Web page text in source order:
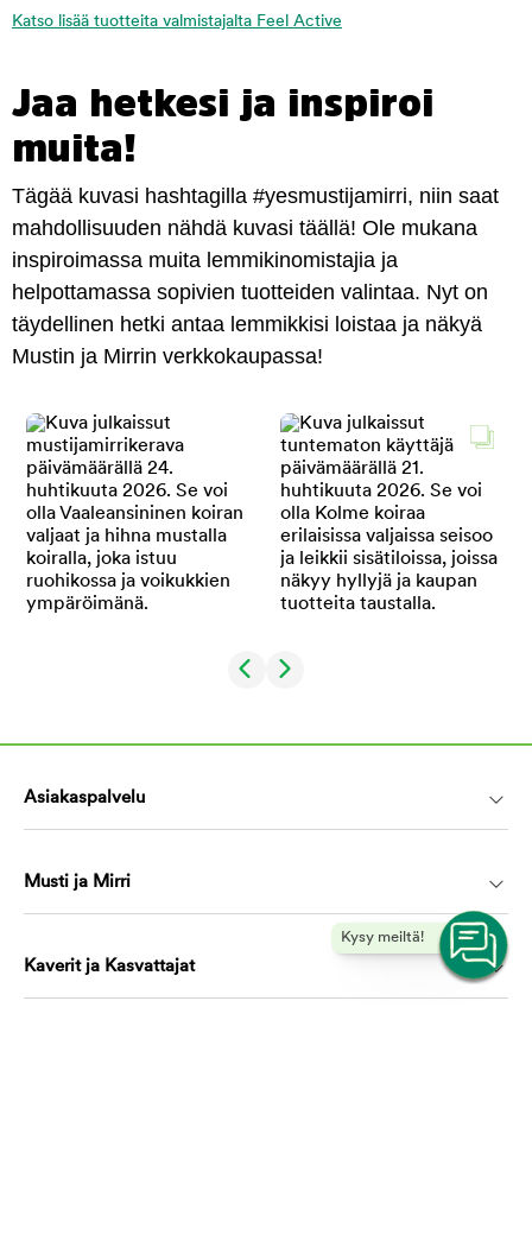
Katso lisää tuotteita valmistajalta Feel Active
Jaa hetkesi ja inspiroi
muita!
Tägää kuvasi hashtagilla #yesmustijamirri, niin saat
mahdollisuuden nähdä kuvasi täällä! Ole mukana
inspiroimassa muita lemmikinomistajia ja
helpottamassa sopivien tuotteiden valintaa. Nyt on
täydellinen hetki antaa lemmikkisi loistaa ja näkyä
Mustin ja Mirrin verkkokaupassa!
Kysy meiltä!
Asiakaspalvelu
Musti ja Mirri
Kaverit ja Kasvattajat